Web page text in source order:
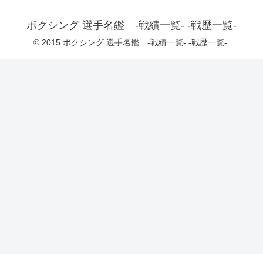
ボクシング 選手名鑑 -戦績一覧- -戦歴一覧-
© 2015 ボクシング 選手名鑑 -戦績一覧- -戦歴一覧-.